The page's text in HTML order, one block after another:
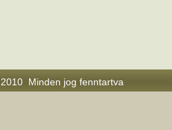
Minden jog fenntartva